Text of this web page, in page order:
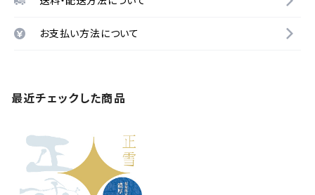
お支払い方法について
最近チェックした商品